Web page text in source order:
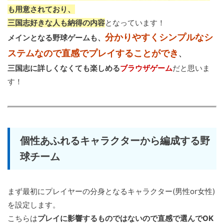
も用意されており、
三国志好きな人も納得の内容となっています！
メインとなる野球ゲームも、 分かりやすくシンプルなシ
ステムなので直感でプレイすることができ 、
三国志に詳しくなくても楽しめるブラウザゲームだと思いま
す！
個性あふれるキャラクターから編成する野
球チーム
まず最初にプレイヤーの分身となるキャラクター(男性or女性)
を設定します。
こちらはプレイに影響するものではないので直感で選んでOK